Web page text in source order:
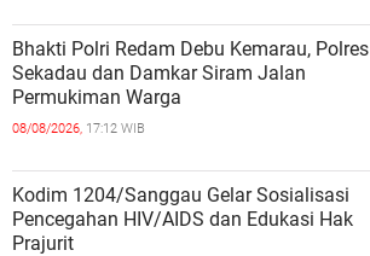
Bhakti Polri Redam Debu Kemarau, Polres
Sekadau dan Damkar Siram Jalan
Permukiman Warga
08/08/2026, 17:12 WIB
Kodim 1204/Sanggau Gelar Sosialisasi
Pencegahan HIV/AIDS dan Edukasi Hak
Prajurit